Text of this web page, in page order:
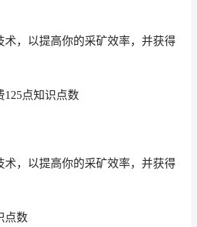
，以提高你的采矿效率，并获得
点知识点数
，以提高你的采矿效率，并获得
数